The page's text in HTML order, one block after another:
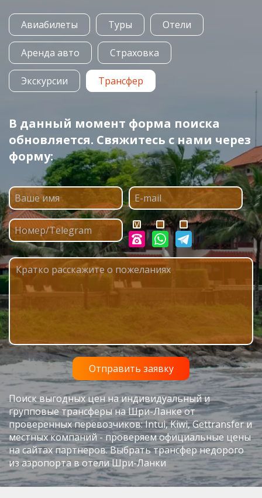
Авиабилеты Туры Отели
Аренда авто Страховка
Экскурсии Трансфер
В данный момент форма поиска
обновляется. Свяжитесь с нами через
форму:
Поиск выгодных цен на индивидуальный и
групповые трансферы на Шри-Ланке от
проверенных перевозчиков: Intui, Kiwi, Gettransfer и
местных компаний - проверяем официальные цены
на сайтах партнеров. Выбрать трансфер недорого
из аэропорта в отели Шри-Ланки